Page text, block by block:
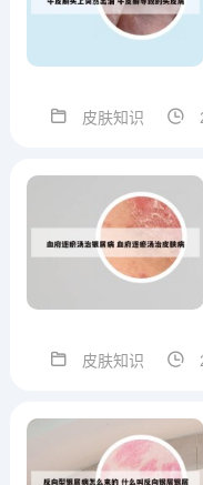
皮肤知识
皮肤知识